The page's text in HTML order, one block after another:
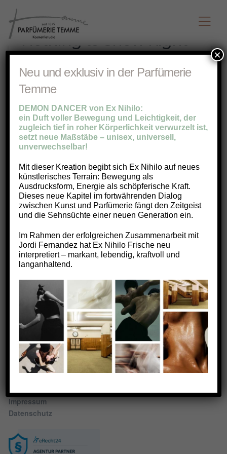
Nothing to Show Right
Now
no longer here or perhaps wasn't here to
begin with. You might want to try starting
over from the homepage to see if you can
find what you're after from there.
Kontakt
Parfümerie Temme
89073 Ulm
(0731) 6 87 49
Fax: (0731) 6 02 20 74
info@parfuemerie-
temme.de
Öffnungszeiten
Montag bis Freitag 9:30
Samstag 9:30 – 15:00
Social
Instagram
Impressum
Datenschutz
Neu und exklusiv in der Parfümerie
Temme
DEMON DANCER von Ex Nihilo:
ein Duft voller Bewegung und Leichtigkeit, der
zugleich tief in roher Körperlichkeit verwurzelt ist,
setzt neue Maßstäbe – unisex, universell,
unverwechselbar!
Mit dieser Kreation begibt sich Ex Nihilo auf neues
künstlerisches Terrain: Bewegung als
Ausdrucksform, Energie als schöpferische Kraft.
Dieses neue Kapitel im fortwährenden Dialog
zwischen Kunst und Parfümerie fängt den Zeitgeist
und die Sehnsüchte einer neuen Generation ein.
Im Rahmen der erfolgreichen Zusammenarbeit mit
Jordi Fernandez hat Ex Nihilo Frische neu
interpretiert – markant, lebendig, kraftvoll und
langanhaltend.
×